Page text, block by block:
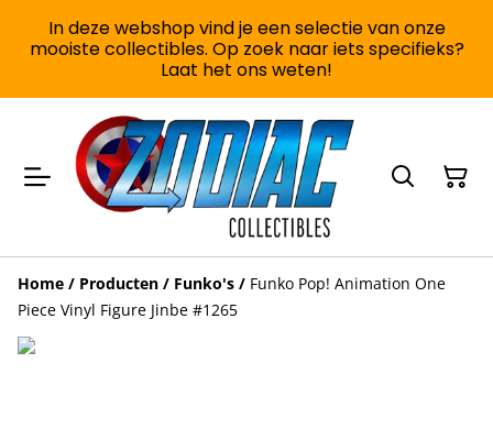
In deze webshop vind je een selectie van onze
mooiste collectibles. Op zoek naar iets specifieks?
Laat het ons weten!
Home / Producten / Funko's / Funko Pop! Animation One
Piece Vinyl Figure Jinbe #1265